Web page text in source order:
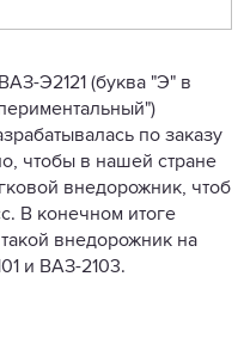
Э2121 (буква "Э" в
по заказу
чтобы в нашей стране
внедорожник, чтоб
В конечном итоге
внедорожник на
и ВАЗ-2103.